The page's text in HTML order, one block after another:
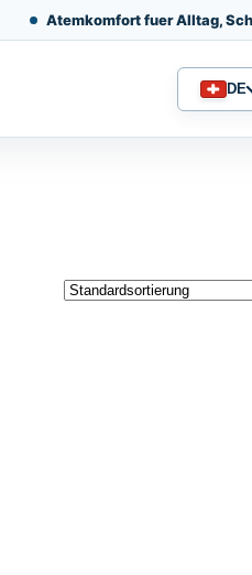
Atemkomfort fuer Alltag,
Sprache
DE